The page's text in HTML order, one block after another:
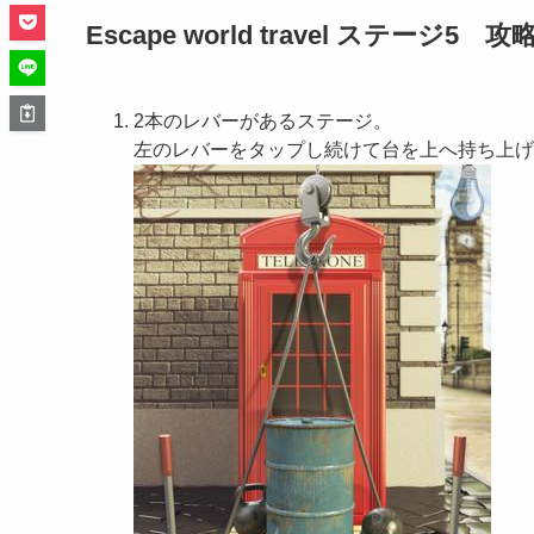
Escape world travel ステージ5 攻
2本のレバーがあるステージ。
左のレバーをタップし続けて台を上へ持ち上